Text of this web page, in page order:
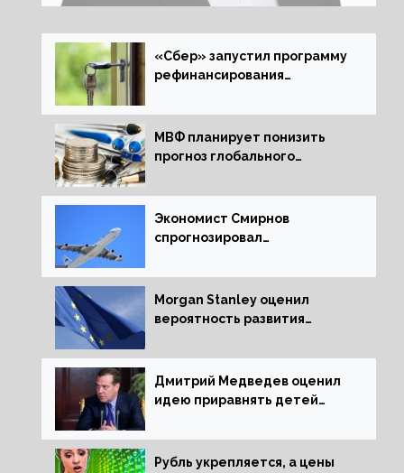
«Сбер» запустил программу
рефинансирования
МВФ планирует понизить
прогноз глобального
следующем отчете
Экономист Смирнов
спрогнозировал
России
Morgan Stanley оценил
вероятность развития
Дмитрий Медведев оценил
идею приравнять детей
Рубль укрепляется, а цены